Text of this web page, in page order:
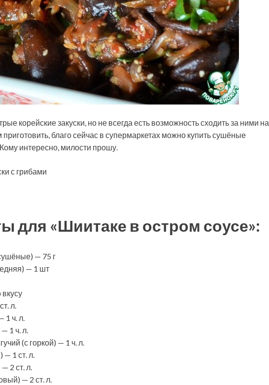
корейские закуски, но не всегда есть возможность сходить за ними на
благо сейчас в супермаркетах можно купить сушёные
интересно, милости прошу.
с грибами
для «Шиитаке в остром соусе»:
— 75 г
— 1 шт
л.
1 ч. л.
1 ч. л.
(с горкой) — 1 ч. л.
— 1 ст. л.
2 ст. л.
— 2 ст. л.